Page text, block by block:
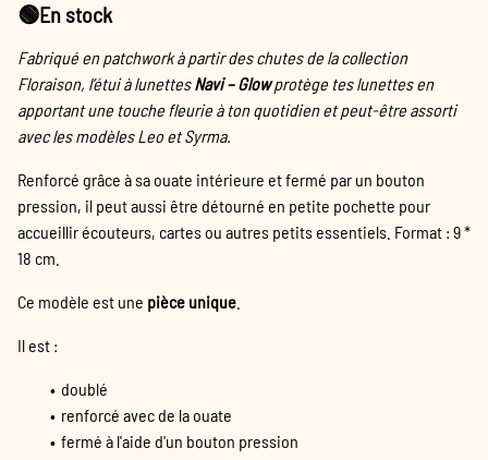
🟢En stock
Fabriqué en patchwork à partir des chutes de la collection
Floraison, l’étui à lunettesNavi – Glowprotège tes lunettes en
apportant une touche fleurie à ton quotidien et peut-être assorti
avec les modèles Leo et Syrma.
Renforcé grâce à sa ouate intérieure et fermé par un bouton
pression, il peut aussi être détourné en petite pochette pour
accueillir écouteurs, cartes ou autres petits essentiels. Format : 9 *
18 cm.
Ce modèle est une pièce unique
Il est :
doublé
renforcé avec de la ouate
fermé à l'aide d'un bouton pression